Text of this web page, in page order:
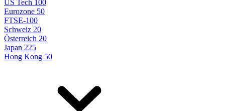
US Tech 100
Eurozone 50
FTSE-100
Schweiz 20
Österreich 20
Japan 225
Hong Kong 50